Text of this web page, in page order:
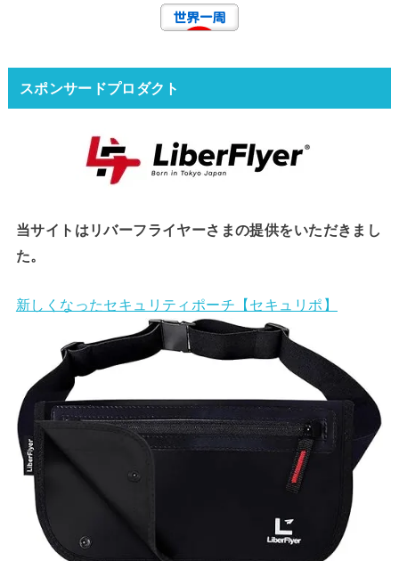
スポンサードプロダクト
当サイトはリバーフライヤーさまの提供をいただきまし
た。
新しくなったセキュリティポーチ【セキュリポ】